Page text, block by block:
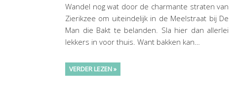
Wandel nog wat door de charmante straten van
Zierikzee om uiteindelijk in de Meelstraat bij De
Man die Bakt te belanden. Sla hier dan allerlei
lekkers in voor thuis. Want bakken kan…
VERDER LEZEN »